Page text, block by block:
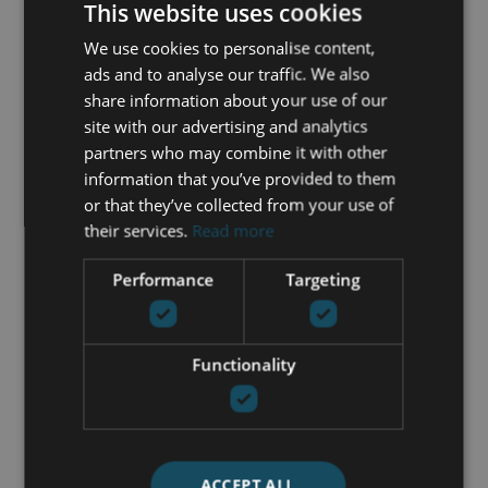
Acepto la
Política de privacidad
Acepto recibir información por
email
ENVIAR
PROPIEDADES SIMILARES
| LOS MONTEROS – MARBELLA
ESTE
VIVIENDA A ESTRENAR. VISTAS
AL GOLF. VIVE CON LOS
This website uses cookies
We use cookies to personalise content,
ads and to analyse our traffic. We also
share information about your use of our
site with our advertising and analytics
partners who may combine it with other
information that you’ve provided to them
or that they’ve collected from your use of
their services. Read more
Performance Targeting
Functionality